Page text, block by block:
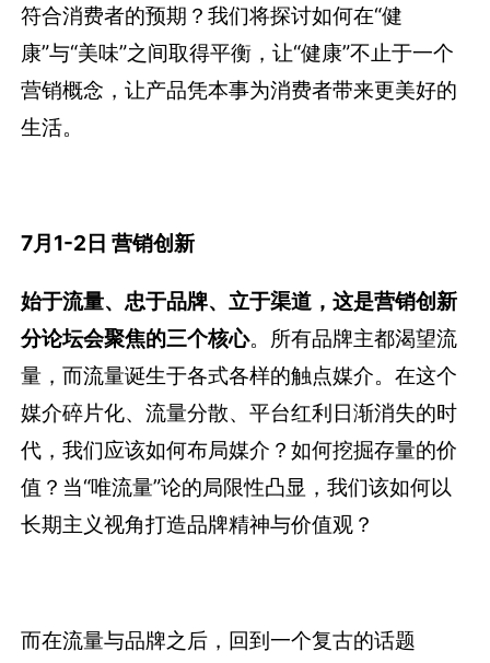
符合消费者的预期？我们将探讨如何在“健
康”与“美味”之间取得平衡，让“健康”不止于一个
营销概念，让产品凭本事为消费者带来更美好的
生活。
7月1-2日 营销创新
始于流量、忠于品牌、立于渠道，这是营销创新
分论坛会聚焦的三个核心。所有品牌主都渴望流
量，而流量诞生于各式各样的触点媒介。在这个
媒介碎片化、流量分散、平台红利日渐消失的时
代，我们应该如何布局媒介？如何挖掘存量的价
值？当“唯流量”论的局限性凸显，我们该如何以
长期主义视角打造品牌精神与价值观？
而在流量与品牌之后，回到一个复古的话题